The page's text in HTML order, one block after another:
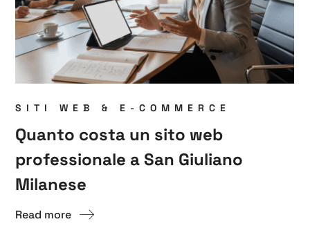
SITI WEB & E-COMMERCE
Quanto costa un sito web
professionale a San Giuliano
Milanese
Read more